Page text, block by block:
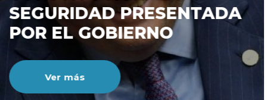
modo claro
SINCICIAL MANTIENE ALZA
SOSTENIDA
Ver más